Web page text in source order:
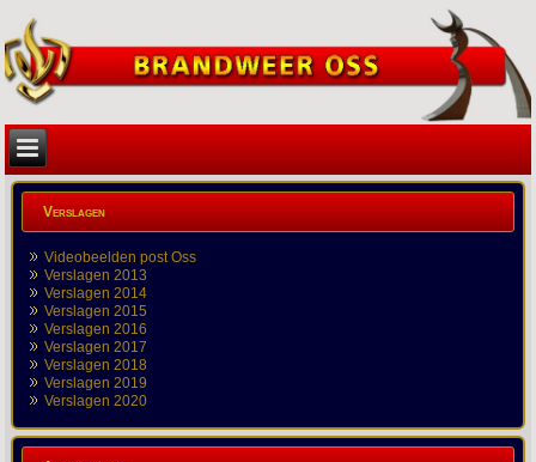
Verslagen
Videobeelden post Oss
Verslagen 2013
Verslagen 2014
Verslagen 2015
Verslagen 2016
Verslagen 2017
Verslagen 2018
Verslagen 2019
Verslagen 2020